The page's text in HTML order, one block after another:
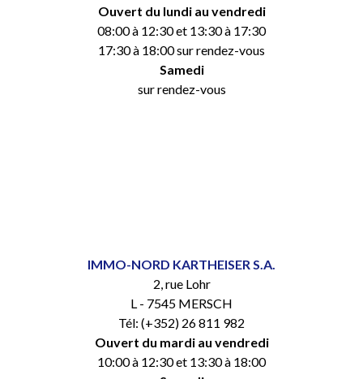
Ouvert du lundi au vendredi
08:00 à 12:30 et 13:30 à 17:30
17:30 à 18:00 sur rendez-vous
Samedi
sur rendez-vous
IMMO-NORD KARTHEISER S.A.
2, rue Lohr
L - 7545 MERSCH
Tél: (+352) 26 811 982
Ouvert du mardi au vendredi
10:00 à 12:30 et 13:30 à 18:00